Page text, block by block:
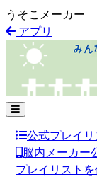
うそこメーカー
アプリ
公式プレイ
脳内メーカー
プレイリスト